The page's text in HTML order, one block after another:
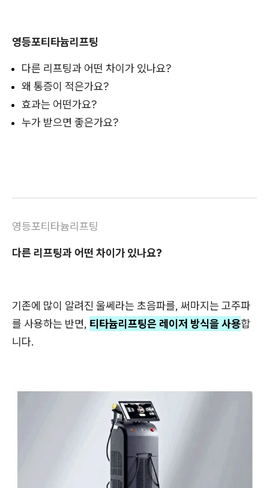
영등포티타늄리프팅
다른 리프팅과 어떤 차이가 있나요?
왜 통증이 적은가요?
효과는 어떤가요?
누가 받으면 좋은가요?
영등포티타늄리프팅
다른 리프팅과 어떤 차이가 있나요?
기존에 많이 알려진 울쎄라는 초음파를, 써마지는 고주파
를 사용하는 반면, 티타늄리프팅은 레이저 방식을 사용합
니다.